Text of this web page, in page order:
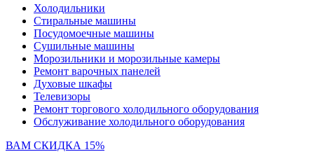
Холодильники
Стиральные машины
Посудомоечные машины
Сушильные машины
Морозильники и морозильные камеры
Ремонт варочных панелей
Духовые шкафы
Телевизоры
Ремонт торгового холодильного оборудования
Обслуживание холодильного оборудования
ВАМ СКИДКА 15%